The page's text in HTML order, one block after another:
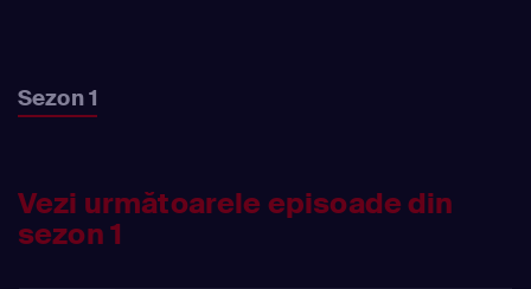
Sezon 1
Vezi următoarele episoade din
sezon 1